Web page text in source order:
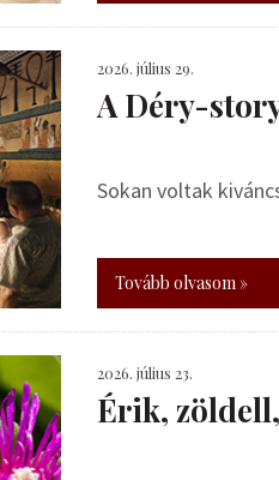
2026. július 29.
A Déry-
Sokan voltak
Tovább olvasom »
2026. július 23.
Érik,